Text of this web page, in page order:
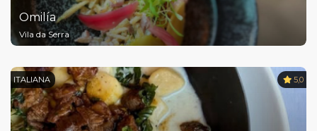
Omilía
Vila da Serra
ITALIANA 5,0